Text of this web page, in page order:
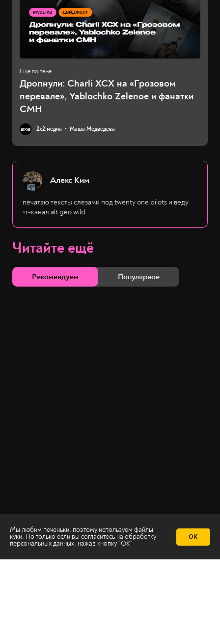
Дропнули: Charli XCX на «Грозовом
перевале»​, Yablochko Zelenoe и фанатки
CMH
2х2.медиа Маша Медведева
Алекс Ким
печатаю тексты слезами под twenty one pilots и веду
тг-канал alt geo wild
Читайте ещё
Рекомендуем Популярное
Мы любим печеньки, поэтому используем файлы
куки. Но только если вы согласитесь на обработку
персональных данных, нажав кнопку "ОК"
ОК